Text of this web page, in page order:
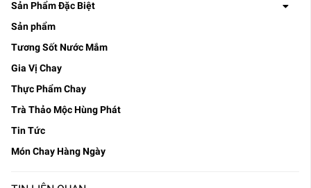
Sản Phẩm Đặc Biệt
Sản phẩm
Tương Sốt Nước Mắm
Gia Vị Chay
Thực Phẩm Chay
Trà Thảo Mộc Hùng Phát
Tin Tức
Món Chay Hàng Ngày